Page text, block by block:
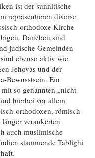
ist der sunnitische
repräsentieren diverse
orthodoxe Kirche
Daneben sind
jüdische Gemeinden
ebenso aktiv wie
Jehovas und der
Bewusstsein. Ein
so genannten „nicht
hierbei vor allem
orthodoxen, römisch-
verankerten
auch muslimische
stammende Tablighi